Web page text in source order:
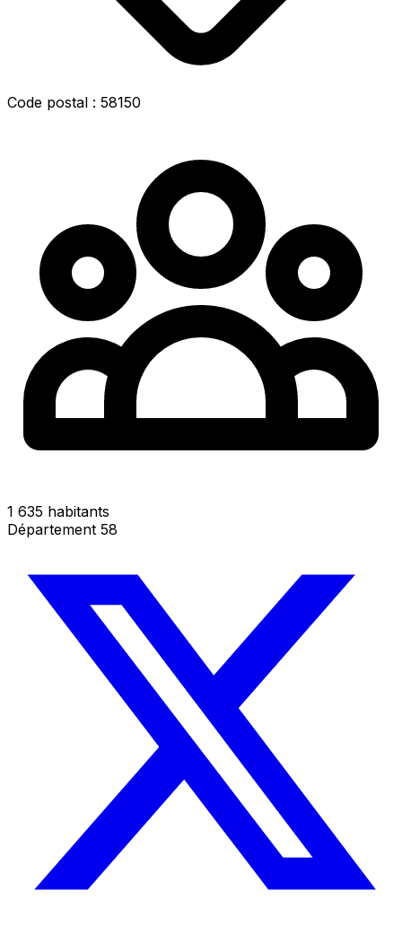
Code postal : 58150
1 635 habitants
Département 58